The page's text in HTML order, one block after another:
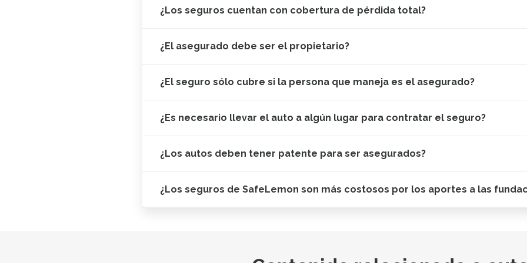
¿Los seguros cuentan con cobertura de pérdida total?
¿El asegurado debe ser el propietario?
¿El seguro sólo cubre si la persona que maneja es el asegurado?
¿Es necesario llevar el auto a algún lugar para contratar el seguro?
¿Los autos deben tener patente para ser asegurados?
¿Los seguros de SafeLemon son más costosos por los aportes a las